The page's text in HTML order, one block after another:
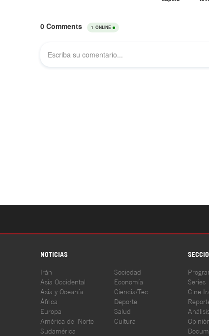
NOTICIAS
Irán
Asia Occidental
Asia y Oceanía
África
Europa
América del Norte
Sudamérica
Sociedad
Economía
Ciencia/Tec
Deporte
Salud
Cultura
Series
Cine